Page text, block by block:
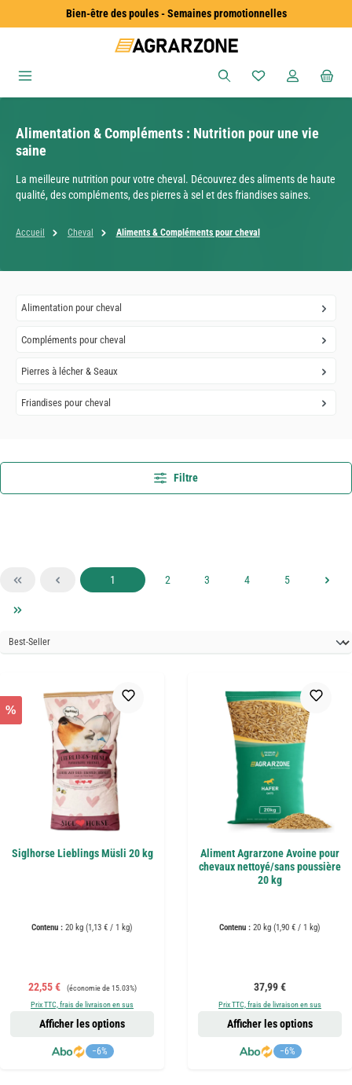
Passer au contenu principalBien-être des poules - Semaines promotionnelles
Vous avez 0
Alimentation & Compléments : Nutrition pour une vie
saine
La meilleure nutrition pour votre cheval. Découvrez des aliments de haute
qualité, des compléments, des pierres à sel et des friandises saines.
Accueil Cheval Aliments & Compléments pour cheval
Alimentation pour cheval
Compléments pour cheval
Pierres à lécher & Seaux
Friandises pour cheval
Filtre
Page
1 Page
2 Page
3 Page
4 Page
5
%
Siglhorse Lieblings Müsli 20 kg
Contenu : 20 kg (1,13 € / 1 kg)
Prix de vente :
22,55 € Prix régulier :
(économie de 15.03%)
Prix TTC, frais de livraison en sus
−6%
Afficher les options
Aliment Agrarzone Avoine pour
chevaux nettoyé/sans poussière
20 kg
Contenu : 20 kg (1,90 € / 1 kg)
Prix régulier :
37,99 €
Prix TTC, frais de livraison en sus
−6%
Afficher les options